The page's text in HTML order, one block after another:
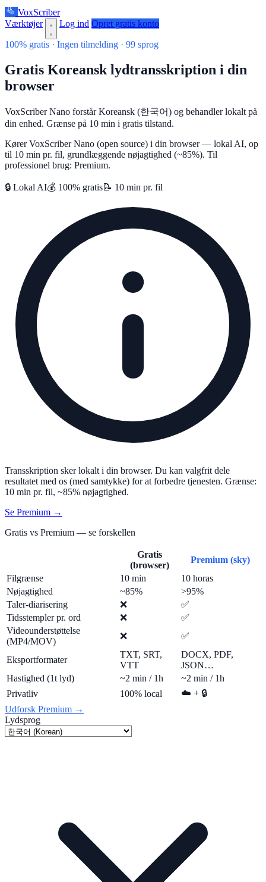
VoxScriber
Værktøjer
Log ind Opret gratis konto
100% gratis · Ingen tilmelding · 99 sprog
Gratis Koreansk lydtransskription i din
browser
VoxScriber Nano forstår Koreansk (한국어) og behandler lokalt på
din enhed. Grænse på 10 min i gratis tilstand.
Kører VoxScriber Nano (open source) i din browser — lokal AI, op
til 10 min pr. fil, grundlæggende nøjagtighed (~85%). Til
professionel brug: Premium.
🔒 Lokal AI💰 100% gratis📝 10 min pr. fil
Transskription sker lokalt i din browser. Du kan valgfrit dele
resultatet med os (med samtykke) for at forbedre tjenesten. Grænse:
10 min pr. fil, ~85% nøjagtighed.
Se Premium →
Gratis vs Premium — se forskellen
Gratis
(browser)
Premium (sky)
Filgrænse
10 min
10 horas
Nøjagtighed
~85%
>95%
Taler-diarisering
❌
✅
Tidsstempler pr. ord
❌
✅
Videounderstøttelse
(MP4/MOV)
❌ ✅
Eksportformater
TXT, SRT,
VTT
DOCX, PDF,
JSON…
Hastighed (1t lyd)
~2 min / 1h
~2 min / 1h
Privatliv
100% local
☁️ + 🔒
Udforsk Premium →
Lydsprog